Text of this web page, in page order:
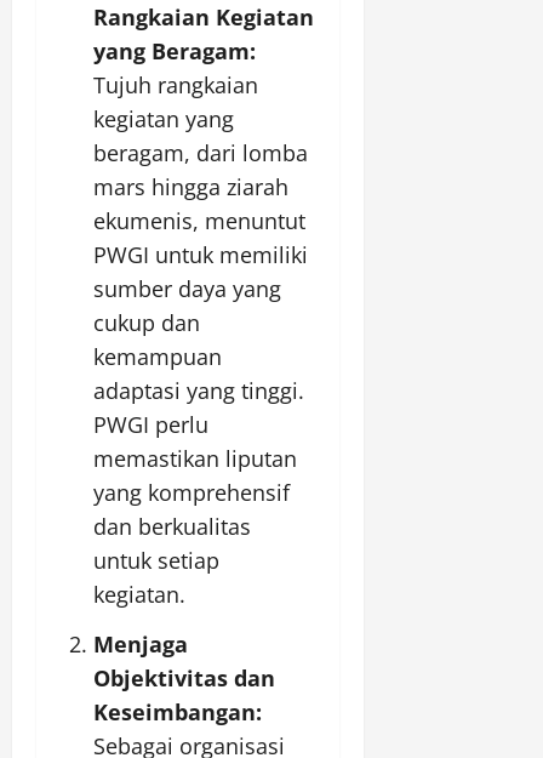
Rangkaian Kegiatan
yang Beragam:
Tujuh rangkaian
kegiatan yang
beragam, dari lomba
mars hingga ziarah
ekumenis, menuntut
PWGI untuk memiliki
sumber daya yang
cukup dan
kemampuan
adaptasi yang tinggi.
PWGI perlu
memastikan liputan
yang komprehensif
dan berkualitas
untuk setiap
kegiatan.
Menjaga
Objektivitas dan
Keseimbangan:
Sebagai organisasi